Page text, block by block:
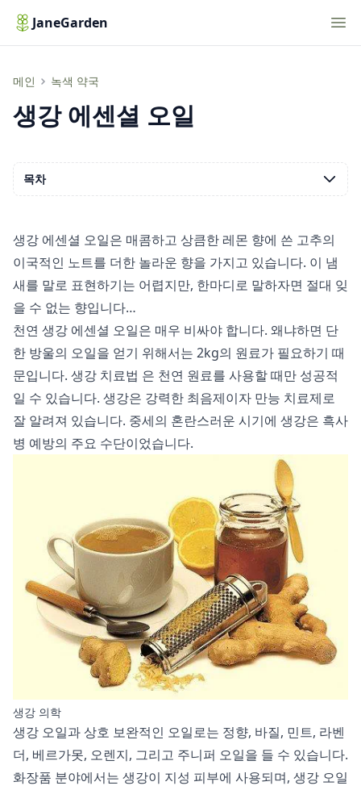
JaneGarden
메인 녹색 약국
생강 에센셜 오일
생강 에센셜 오일
생강 에센셜 오일은 매콤하고 상큼한 레몬 향에 쓴 고추의
이국적인 노트를 더한 놀라운 향을 가지고 있습니다. 이 냄
새를 말로 표현하기는 어렵지만, 한마디로 말하자면 절대 잊
을 수 없는 향입니다…
천연 생강 에센셜 오일은 매우 비싸야 합니다. 왜냐하면 단
한 방울의 오일을 얻기 위해서는 2kg의 원료가 필요하기 때
문입니다. 생강 치료법 은 천연 원료를 사용할 때만 성공적
일 수 있습니다. 생강은 강력한 최음제이자 만능 치료제로
잘 알려져 있습니다. 중세의 혼란스러운 시기에 생강은 흑사
병 예방의 주요 수단이었습니다.
생강 의학
생강 오일과 상호 보완적인 오일로는 정향, 바질, 민트, 라벤
더, 베르가못, 오렌지, 그리고 주니퍼 오일을 들 수 있습니다.
화장품 분야에서는 생강이 지성 피부에 사용되며, 생강 오일
목차